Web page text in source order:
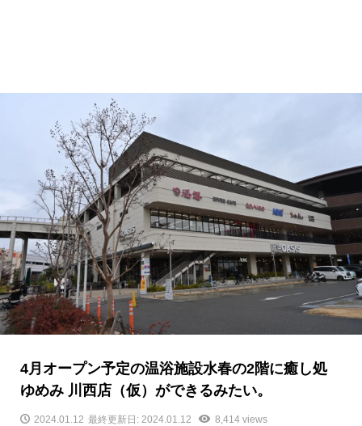
4月オープン予定の温浴施設水春の2階に癒し処
ゆめみ 川西店（仮）ができるみたい。
2024.01.12 最終更新日: 2024.01.12 8,414 views